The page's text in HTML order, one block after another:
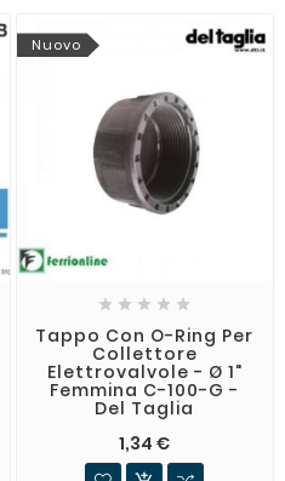
Nuovo
    
Tappo Con O-Ring Per
Collettore
Elettrovalvole - Ø 1"
Femmina C-100-G -
Del Taglia
1,34 €